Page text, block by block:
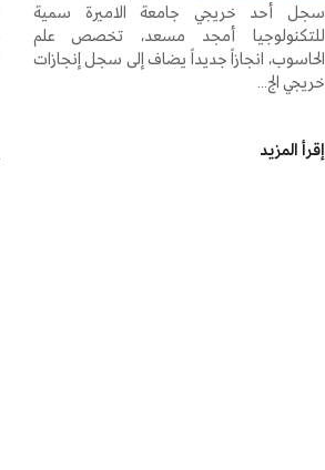
سجل أحد خريجي جامعة الاميرة سمية
للتكنولوجيا أمجد مسعد، تخصص علم
الحاسوب، انجازاً جديداً يضاف إلى سجل إنجازات
خريجي الج...
إقرأ المزيد